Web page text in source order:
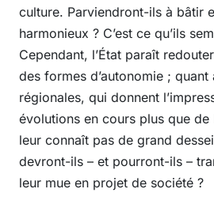
culture. Parviendront-ils à bâtir
harmonieux ? C’est ce qu’ils
Cependant, l’État paraît
des formes d’autonomie ;
régionales, qui donnent
évolutions en cours plus que de
leur connaît pas de grand
devront-ils – et pourront-ils –
leur mue en projet de société ?